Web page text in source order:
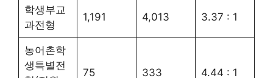
학생부교
과전형
1,191 4,013 3.37 : 1
농어촌학
생특별전
75 333 4.44 : 1